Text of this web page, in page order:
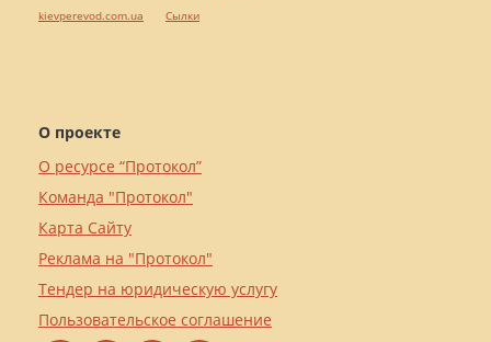
О проекте
О ресурсе “Протокол”
Команда "Протокол"
Карта Сайту
Реклама на "Протокол"
Тендер на юридическую услугу
Пользовательское соглашение
kievperevod.com.ua
Cылки